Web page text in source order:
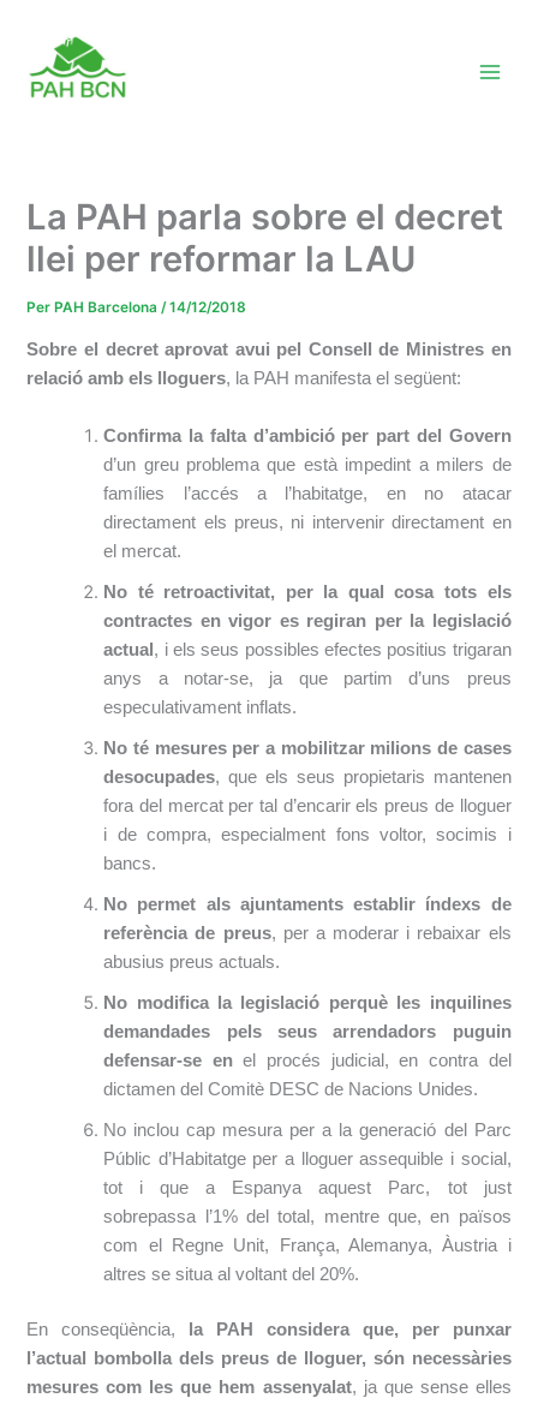
contingut
La PAH parla sobre el decret
llei per reformar la LAU
Per PAH Barcelona/14/12/2018
Sobre el decret aprovat avui pel Consell de Ministres en
relació amb els lloguers, la PAH manifesta el següent:
Confirma la falta d’ambició per part del Govern
d’un greu problema que està impedint a milers de
famílies l’accés a l’habitatge, en no atacar
directament els preus, ni intervenir directament en
el mercat.
No té retroactivitat, per la qual cosa tots els
contractes en vigor es regiran per la legislació
actual , i els seus possibles efectes positius trigaran
anys a notar-se, ja que partim d’uns preus
especulativament inflats.
No té mesures per a mobilitzar milions de cases
desocupades, que els seus propietaris mantenen
fora del mercat per tal d’encarir els preus de lloguer
i de compra, especialment fons voltor, socimis i
bancs.
No permet als ajuntaments establir índexs de
referència de preus, per a moderar i rebaixar els
abusius preus actuals.
No modifica la legislació perquè les inquilines
demandades pels seus arrendadors puguin
defensar-se enel procés judicial, en contra del
dictamen del Comitè DESC de Nacions Unides.
No inclou cap mesura per a la generació del Parc
Públic d’Habitatge per a lloguer assequible i social,
tot i que a Espanya aquest Parc, tot just
sobrepassa l’1% del total, mentre que, en països
com el Regne Unit, França, Alemanya, Àustria i
altres se situa al voltant del 20%.
En conseqüència,
la PAH considera que, per punxar
l’actual bombolla dels preus de lloguer, són necessàries
mesures com les que hem assenyalat, ja que sense elles